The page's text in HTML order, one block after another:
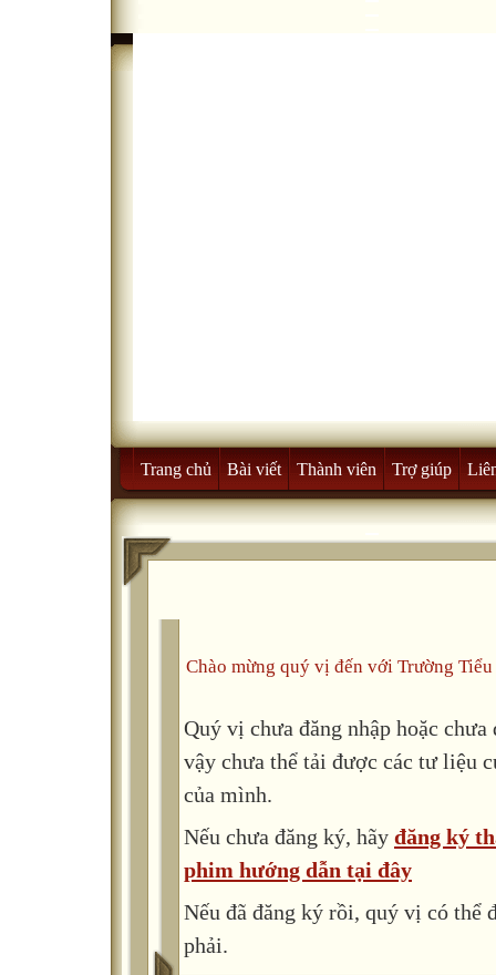
Trang chủ Bài viết Thành viên Trợ giúp
Chào mừng quý vị đến với Trường
Quý vị chưa đăng nhập hoặc
vậy chưa thể tải được các tư liệu
của mình.
Nếu chưa đăng ký, hãy đăng ký
phim hướng dẫn tại đây
Nếu đã đăng ký rồi, quý vị có thể
phải.